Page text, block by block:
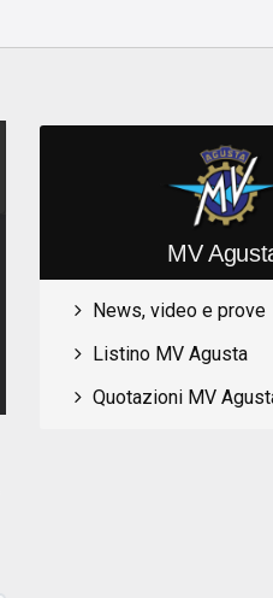
MV
News, video e prove
Listino MV Agusta
Quotazioni MV